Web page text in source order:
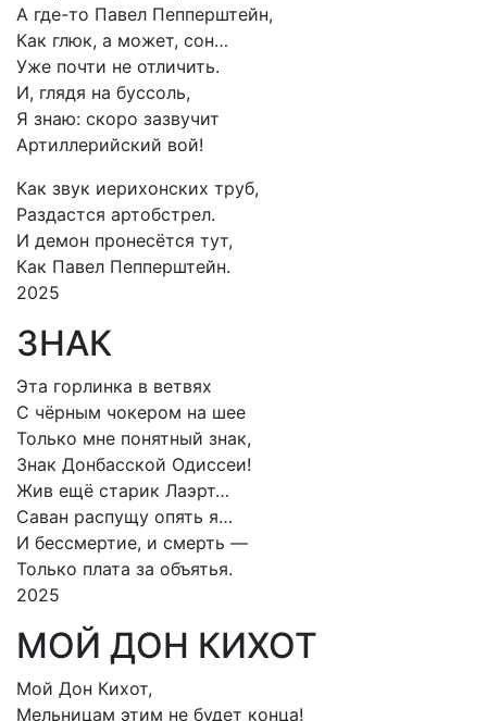
А где-то Павел Пепперштейн,
Как глюк, а может, сон…
Уже почти не отличить.
И, глядя на буссоль,
Я знаю: скоро зазвучит
Артиллерийский вой!
Как звук иерихонских труб,
Раздастся артобстрел.
И демон пронесётся тут,
Как Павел Пепперштейн.
2025
ЗНАК
Эта горлинка в ветвях
С чёрным чокером на шее
Только мне понятный знак,
Знак Донбасской Одиссеи!
Жив ещё старик Лаэрт…
Саван распущу опять я…
И бессмертие, и смерть —
Только плата за объятья.
2025
МОЙ ДОН КИХОТ
Мой Дон Кихот,
Мельницам этим не будет конца!